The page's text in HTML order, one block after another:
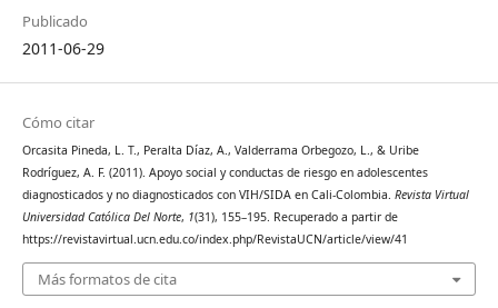
Publicado
2011-06-29
Cómo citar
Orcasita Pineda, L. T., Peralta Díaz, A., Valderrama Orbegozo, L., & Uribe
Rodríguez, A. F. (2011). Apoyo social y conductas de riesgo en adolescentes
diagnosticados y no diagnosticados con VIH/SIDA en Cali-Colombia. Revista Virtual
Universidad Católica Del Norte, 1(31), 155–195. Recuperado a partir de
https://revistavirtual.ucn.edu.co/index.php/RevistaUCN/article/view/41
Más formatos de cita